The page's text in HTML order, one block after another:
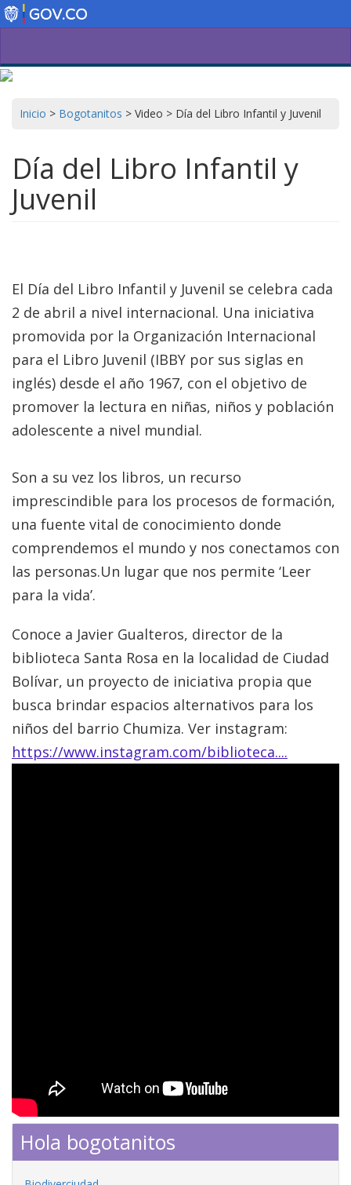
Pasar
al
Inicio > Bogotanitos > Video > Día del Libro Infantil y Juvenil
Día del Libro Infantil y
Juvenil
El Día del Libro Infantil y Juvenil se celebra cada
2 de abril a nivel internacional. Una iniciativa
promovida por la Organización Internacional
para el Libro Juvenil (IBBY por sus siglas en
inglés) desde el año 1967, con el objetivo de
promover la lectura en niñas, niños y población
adolescente a nivel mundial.
Son a su vez los libros, un recurso
imprescindible para los procesos de formación,
una fuente vital de conocimiento donde
comprendemos el mundo y nos conectamos con
las personas.Un lugar que nos permite ‘Leer
para la vida’.
Conoce a Javier Gualteros, director de la
biblioteca Santa Rosa en la localidad de Ciudad
Bolívar, un proyecto de iniciativa propia que
busca brindar espacios alternativos para los
niños del barrio Chumiza. Ver instagram:
https://www.instagram.com/biblioteca....
Hola bogotanitos